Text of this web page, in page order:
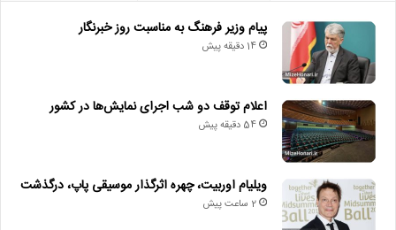
پیام وزیر فرهنگ به مناسبت روز خبرنگار
14 دقیقه پیش
اعلام توقف دو شب اجرای نمایش‌ها در کشور
54 دقیقه پیش
ویلیام اوربیت، چهره اثرگذار موسیقی پاپ، درگذشت
2 ساعت پیش